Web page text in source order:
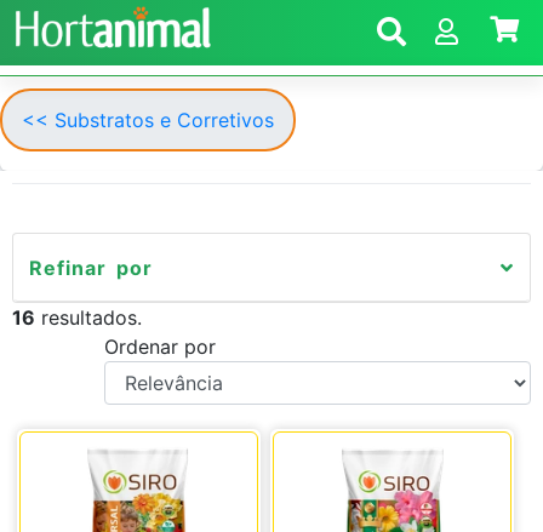
<< Substratos e Corretivos
Refinar por
16 resultados.
Ordenar por